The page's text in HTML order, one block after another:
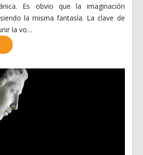
Es obvio que la imaginación
la misma fantasía. La clave de
la vo…